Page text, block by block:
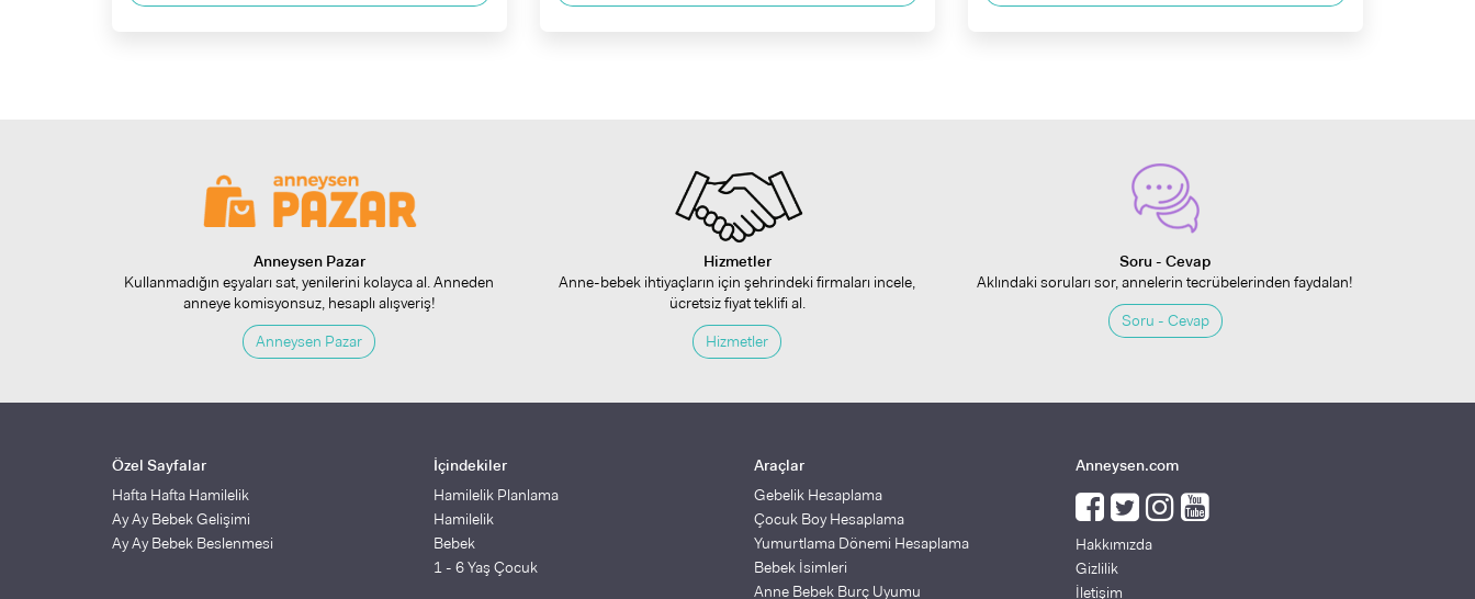
Anneysen Pazar
Kullanmadığın eşyaları sat, yenilerini kolayca al. Anneden
anneye komisyonsuz, hesaplı alışveriş!
Anneysen Pazar
Hizmetler
Anne-bebek ihtiyaçların için şehrindeki firmaları incele,
ücretsiz fiyat teklifi al.
Hizmetler
Soru - Cevap
Aklındaki soruları sor, annelerin tecrübelerinden faydalan!
Soru - Cevap
Özel Sayfalar
Hafta Hafta Hamilelik
Ay Ay Bebek Gelişimi
Ay Ay Bebek Beslenmesi
İçindekiler
Hamilelik Planlama
Hamilelik
Bebek
1 - 6 Yaş Çocuk
Araçlar
Gebelik Hesaplama
Çocuk Boy Hesaplama
Yumurtlama Dönemi Hesaplama
Bebek İsimleri
Anne Bebek Burç Uyumu
Anneysen.com
Hakkımızda
Gizlilik
İletişim